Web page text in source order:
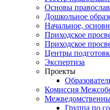
Основы
Дошкольное
Начальное,
Приходское
Приходское
Центры
Экспертиза
Проекты
Комиссия
Группа по